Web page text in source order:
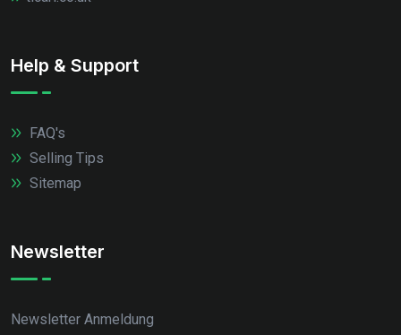
Help & Support
FAQ's
Selling Tips
Sitemap
Newsletter
Newsletter Anmeldung